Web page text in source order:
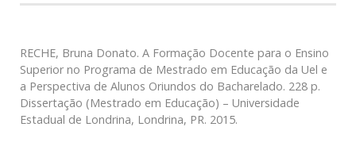
RECHE, Bruna Donato. A Formação Docente para o Ensino
Superior no Programa de Mestrado em Educação da Uel e
a Perspectiva de Alunos Oriundos do Bacharelado. 228 p.
Dissertação (Mestrado em Educação) – Universidade
Estadual de Londrina, Londrina, PR. 2015.